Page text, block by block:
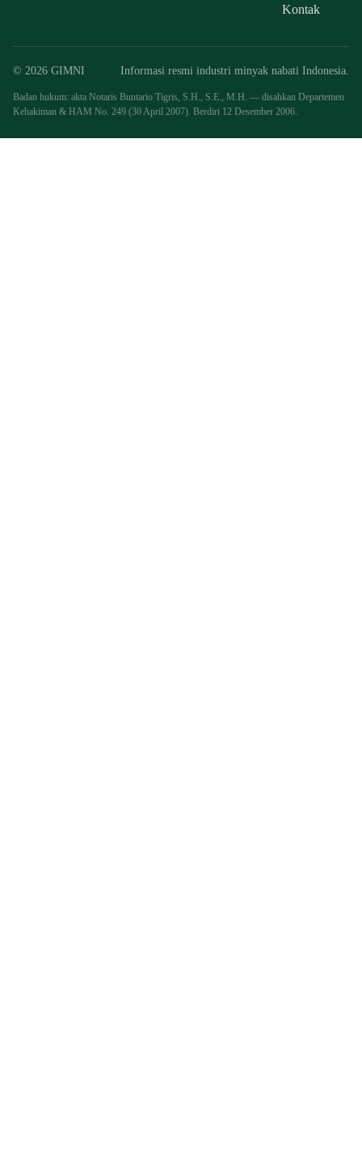
Kontak
© 2026 GIMNI Informasi resmi industri minyak nabati Indonesia.
Badan hukum: akta Notaris Buntario Tigris, S.H., S.E., M.H. — disahkan Departemen
Kehakiman & HAM No. 249 (30 April 2007). Berdiri 12 Desember 2006.